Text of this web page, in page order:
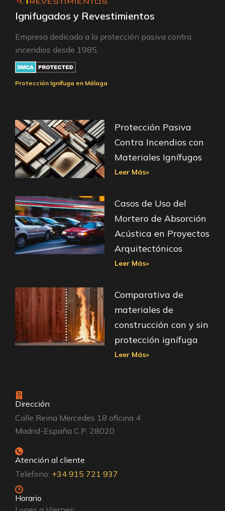
Ignifugados y Revestimientos
Empresa dedicada a la protección pasiva contra
incendios desde 1985.
Protección Ignífuga en Málaga
Protección Pasiva
Contra Incendios con
Materiales Ignífugos
Leer Más»
Casos de Uso del
Mortero de Absorción
Acústica en Proyectos
Arquitectónicos
Leer Más»
Comparativa de
materiales de
construcción con y sin
protección ignífuga
Leer Más»
Dirección
Calle Reina Mercedes 18 oficina 4
Madrid-España C.P. 28020
Atención al cliente
Telefono: +34 915 721 937
Horario